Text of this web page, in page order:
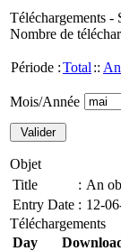
Téléchargements -
Nombre de
Période :Total ::
Mois/Année
Objet
Title
: An
Entry Date : 12-
Téléchargements
Day